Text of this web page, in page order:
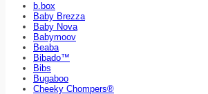
b.box
Baby Brezza
Baby Nova
Babymoov
Beaba
Bibado™
Bibs
Bugaboo
Cheeky Chompers®